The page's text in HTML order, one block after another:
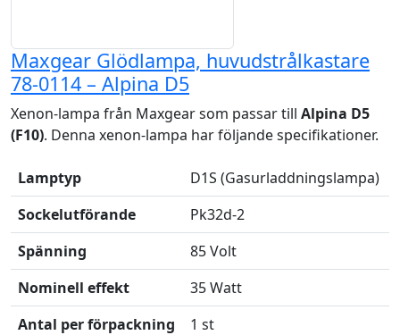
Maxgear Glödlampa, huvudstrålkastare
78-0114 – Alpina D5
Xenon-lampa från Maxgear som passar till Alpina D5
(F10). Denna xenon-lampa har följande specifikationer.
Lamptyp
D1S (Gasurladdningslampa)
Sockelutförande
Pk32d-2
Spänning
85 Volt
Nominell effekt
35 Watt
Antal per förpackning
1 st